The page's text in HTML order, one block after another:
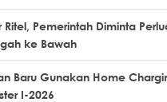
Pemerintah Diminta
ke Bawah
Baru Gunakan Home
I-2026